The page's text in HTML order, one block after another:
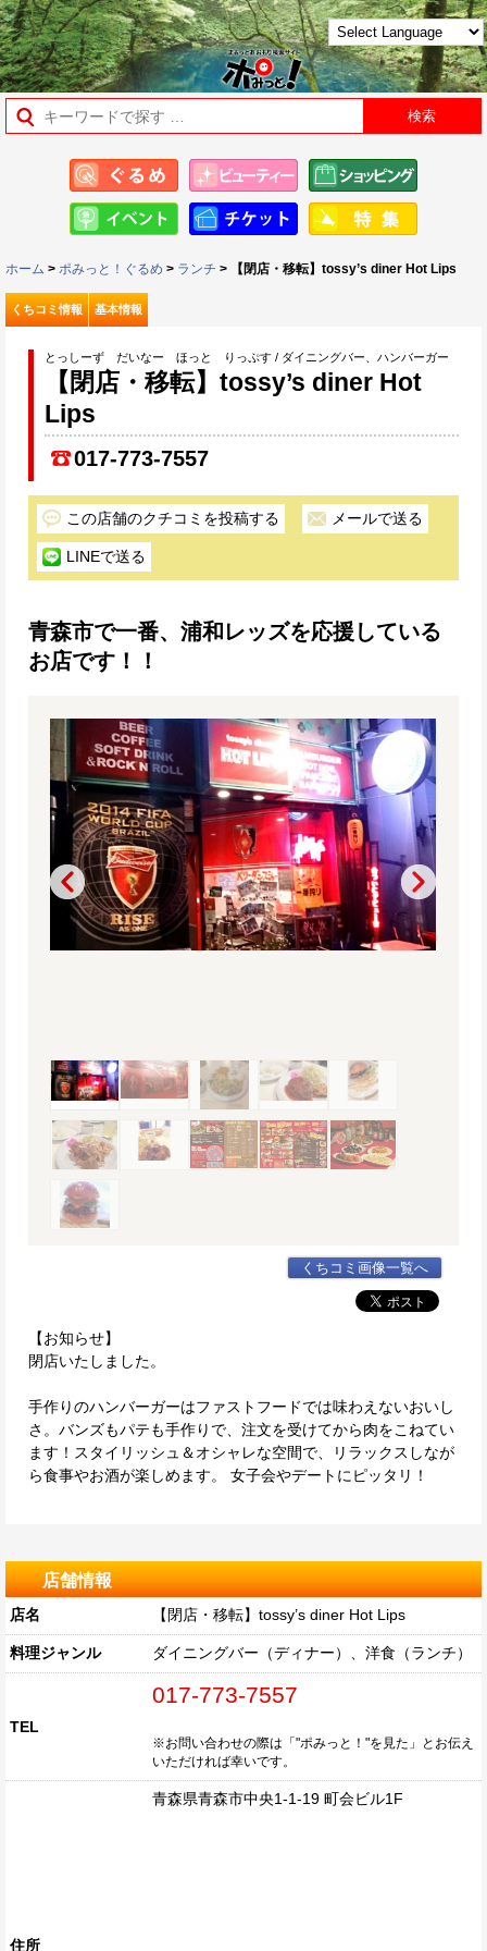
ホーム > ポみっと！ぐるめ > ランチ > 【閉店・移転】tossy’s diner Hot Lips
くちコミ情報 基本情報
とっしーず だいなー ほっと りっぷす / ダイニングバー、ハンバーガー
【閉店・移転】tossy’s diner Hot
Lips
017-773-7557
この店舗のクチコミを投稿する メールで送る
LINEで送る
青森市で一番、浦和レッズを応援している
お店です！！
くちコミ画像一覧へ
【お知らせ】
閉店いたしました。
手作りのハンバーガーはファストフードでは味わえないおいし
さ。バンズもパテも手作りで、注文を受けてから肉をこねてい
ます！スタイリッシュ＆オシャレな空間で、リラックスしなが
ら食事やお酒が楽しめます。 女子会やデートにピッタリ！
店舗情報
店名 【閉店・移転】tossy’s diner Hot Lips
料理ジャンル ダイニングバー（ディナー）、洋食（ランチ）
TEL
017-773-7557
※お問い合わせの際は「"ポみっと！"を見た」とお伝え
いただければ幸いです。
住所
青森県青森市中央1-1-19 町会ビル1F